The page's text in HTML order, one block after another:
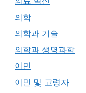
의학
의학과 기술
의학과 생명과학
이민
이민 및 고령자